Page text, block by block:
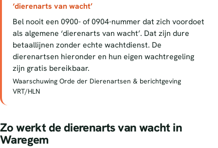
‘dierenarts van wacht’
Bel nooit een 0900- of 0904-nummer dat zich voordoet
als algemene ‘dierenarts van wacht’. Dat zijn dure
betaallijnen zonder echte wachtdienst. De
dierenartsen hieronder en hun eigen wachtregeling
zijn gratis bereikbaar.
Waarschuwing Orde der Dierenartsen & berichtgeving
VRT/HLN
Zo werkt de dierenarts van wacht in
Waregem